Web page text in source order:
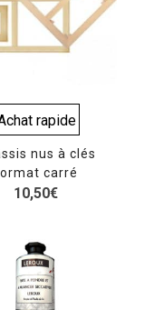
rapide
nus à clés
carré
10,50€